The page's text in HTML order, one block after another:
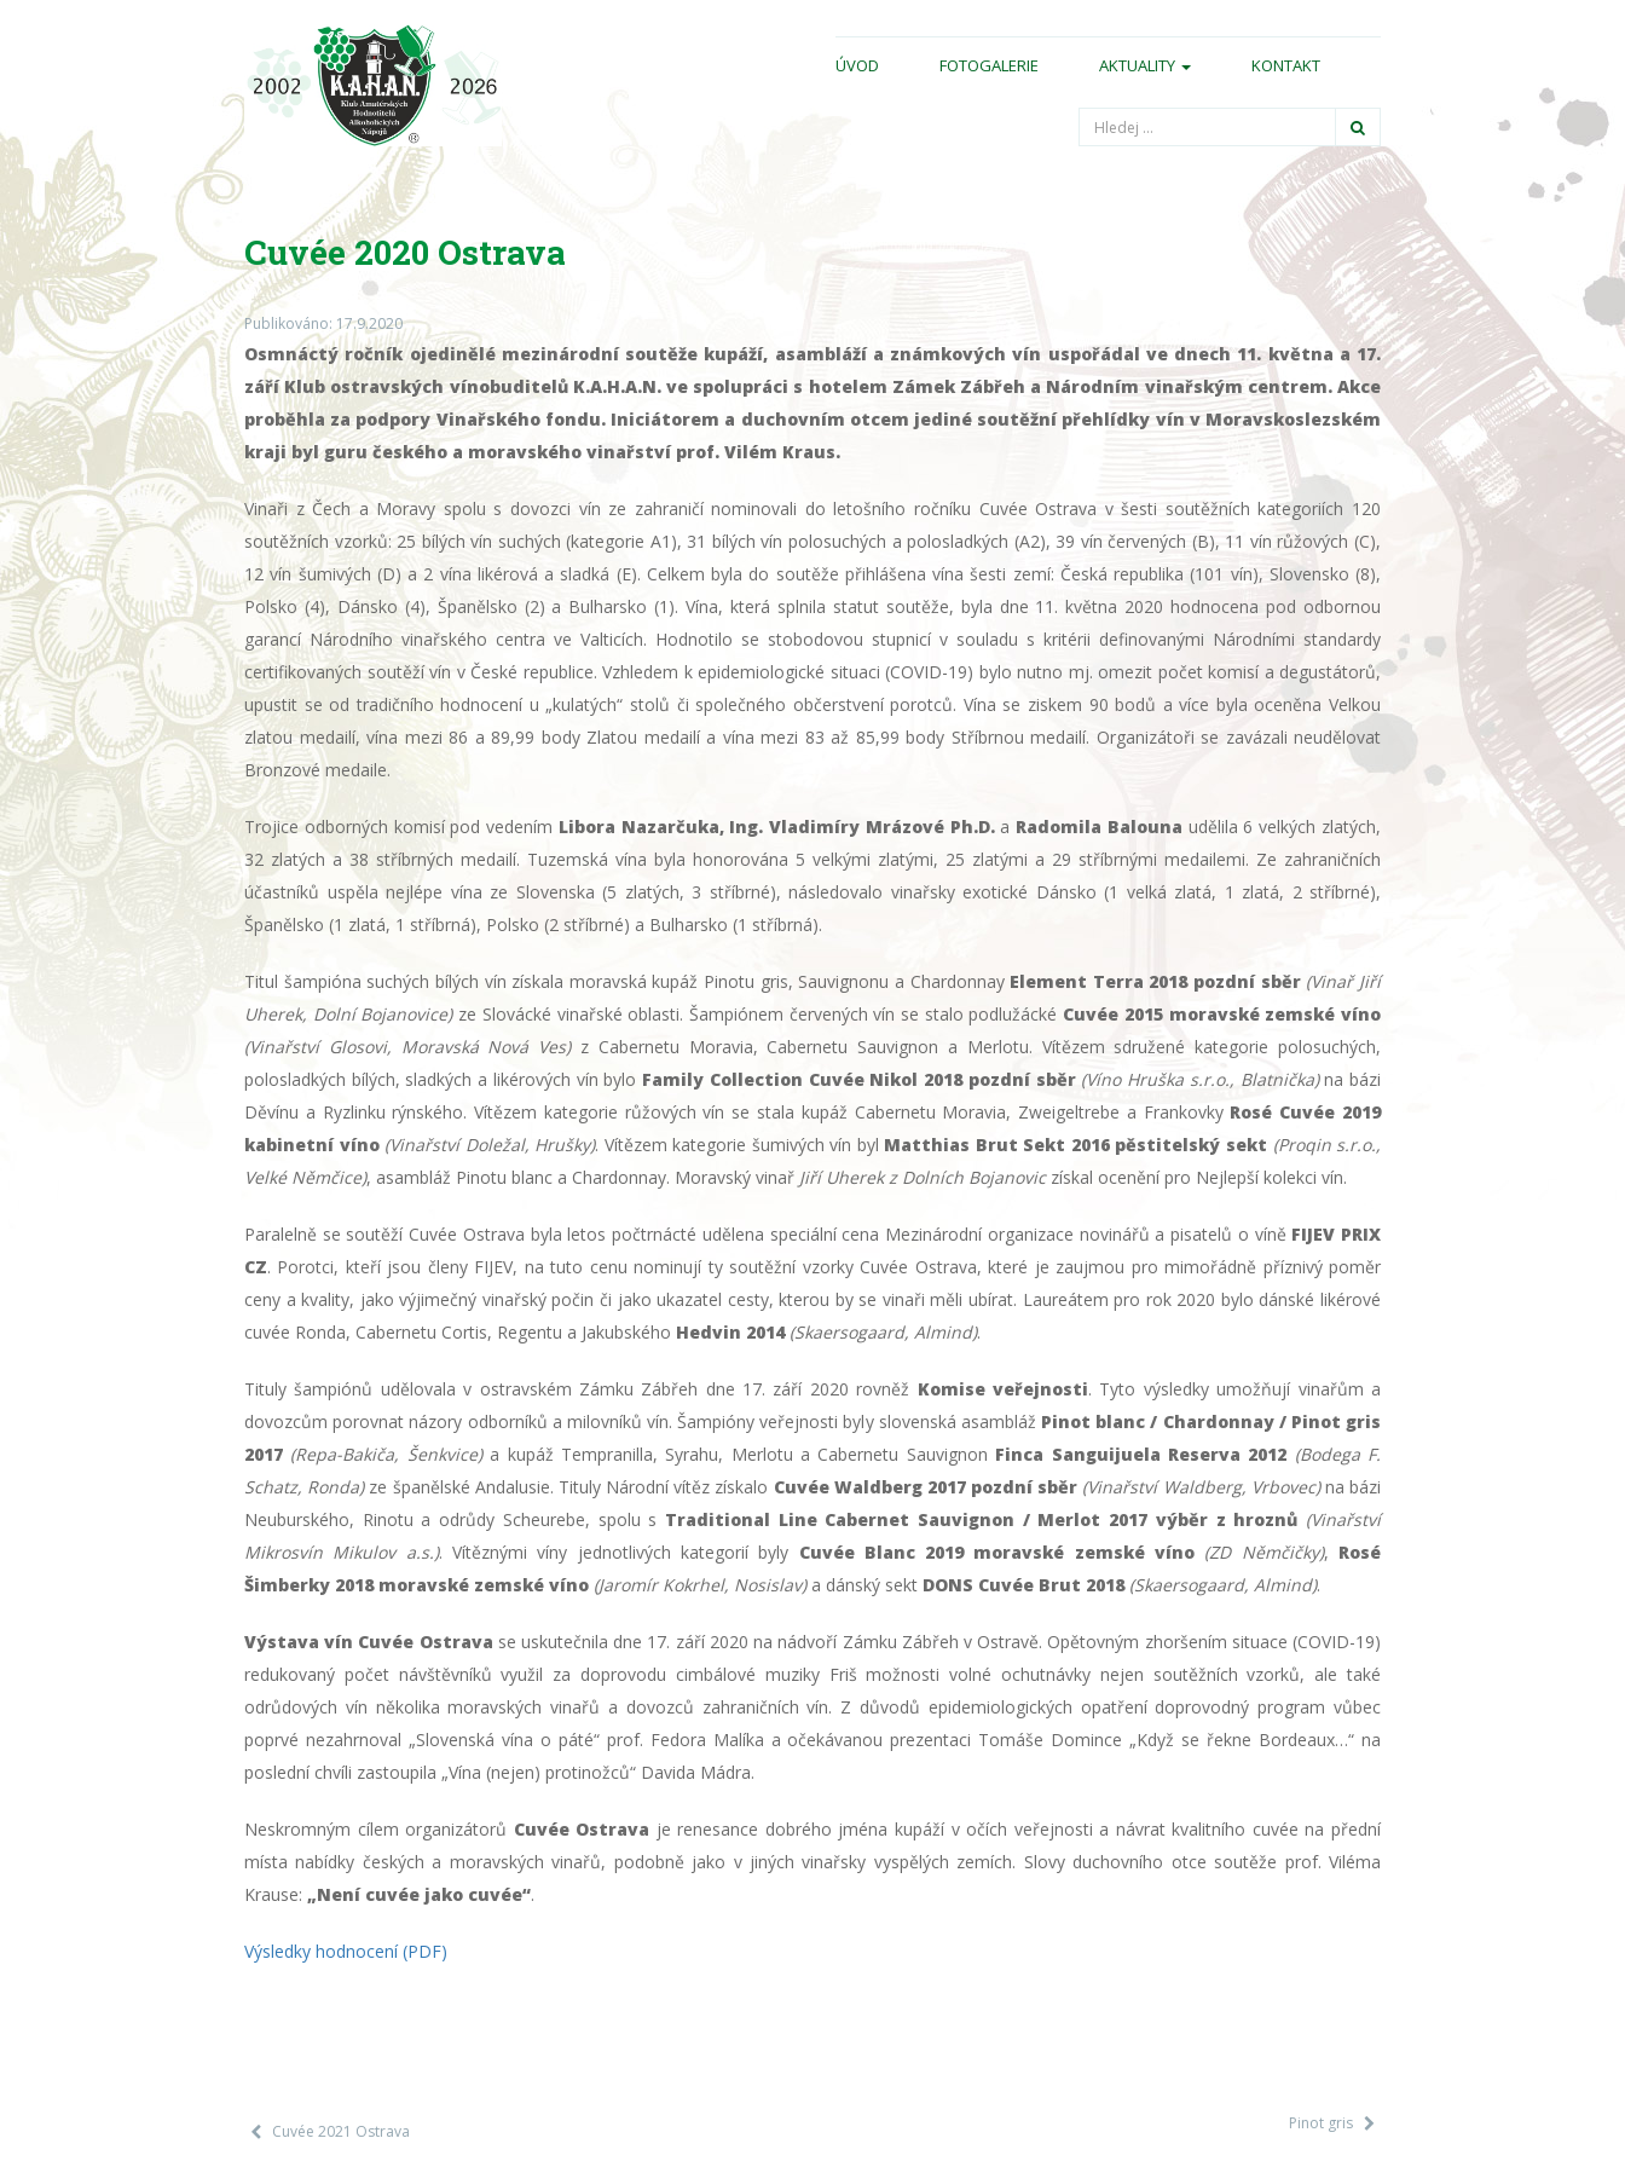
ÚVOD FOTOGALERIE AKTUALITY KONTAKT
Hledání
Cuvée 2020 Ostrava
Publikováno: 17.9.2020
Osmnáctý ročník ojedinělé mezinárodní soutěže kupáží, asambláží a známkových vín uspořádal ve dnech 11. května a 17.
září Klub ostravských vínobuditelů K.A.H.A.N. ve spolupráci s hotelem Zámek Zábřeh a Národním vinařským centrem. Akce
proběhla za podpory Vinařského fondu. Iniciátorem a duchovním otcem jediné soutěžní přehlídky vín v Moravskoslezském
kraji byl guru českého a moravského vinařství prof. Vilém Kraus.
Vinaři z Čech a Moravy spolu s dovozci vín ze zahraničí nominovali do letošního ročníku Cuvée Ostrava v šesti soutěžních kategoriích 120
soutěžních vzorků: 25 bílých vín suchých (kategorie A1), 31 bílých vín polosuchých a polosladkých (A2), 39 vín červených (B), 11 vín růžových (C),
12 vín šumivých (D) a 2 vína likérová a sladká (E). Celkem byla do soutěže přihlášena vína šesti zemí: Česká republika (101 vín), Slovensko (8),
Polsko (4), Dánsko (4), Španělsko (2) a Bulharsko (1). Vína, která splnila statut soutěže, byla dne 11. května 2020 hodnocena pod odbornou
garancí Národního vinařského centra ve Valticích. Hodnotilo se stobodovou stupnicí v souladu s kritérii definovanými Národními standardy
certifikovaných soutěží vín v České republice. Vzhledem k epidemiologické situaci (COVID-19) bylo nutno mj. omezit počet komisí a degustátorů,
upustit se od tradičního hodnocení u „kulatých“ stolů či společného občerstvení porotců. Vína se ziskem 90 bodů a více byla oceněna Velkou
zlatou medailí, vína mezi 86 a 89,99 body Zlatou medailí a vína mezi 83 až 85,99 body Stříbrnou medailí. Organizátoři se zavázali neudělovat
Bronzové medaile.
Trojice odborných komisí pod vedením Libora Nazarčuka, Ing. Vladimíry Mrázové Ph.D.a Radomila Balouna udělila 6 velkých zlatých,
32 zlatých a 38 stříbrných medailí. Tuzemská vína byla honorována 5 velkými zlatými, 25 zlatými a 29 stříbrnými medailemi. Ze zahraničních
účastníků uspěla nejlépe vína ze Slovenska (5 zlatých, 3 stříbrné), následovalo vinařsky exotické Dánsko (1 velká zlatá, 1 zlatá, 2 stříbrné),
Španělsko (1 zlatá, 1 stříbrná), Polsko (2 stříbrné) a Bulharsko (1 stříbrná).
Titul šampióna suchých bílých vín získala moravská kupáž Pinotu gris, Sauvignonu a Chardonnay Element Terra 2018 pozdní sběr (Vinař Jiří
Uherek, Dolní Bojanovice) ze Slovácké vinařské oblasti. Šampiónem červených vín se stalo podlužácké Cuvée 2015 moravské zemské víno
(Vinařství Glosovi, Moravská Nová Ves)z Cabernetu Moravia, Cabernetu Sauvignon a Merlotu. Vítězem sdružené kategorie polosuchých,
polosladkých bílých, sladkých a likérových vín bylo Family Collection Cuvée Nikol 2018 pozdní sběr (Víno Hruška s.r.o., Blatnička)na bázi
Děvínu a Ryzlinku rýnského. Vítězem kategorie růžových vín se stala kupáž Cabernetu Moravia, Zweigeltrebe a Frankovky Rosé Cuvée 2019
kabinetní víno (Vinařství Doležal, Hrušky). Vítězem kategorie šumivých vín byl Matthias Brut Sekt 2016 pěstitelský sekt (Proqin s.r.o.,
Velké Němčice), asambláž Pinotu blanc a Chardonnay. Moravský vinař Jiří Uherek z Dolních Bojanovic získal ocenění pro Nejlepší kolekci vín.
Paralelně se soutěží Cuvée Ostrava byla letos počtrnácté udělena speciální cena Mezinárodní organizace novinářů a pisatelů o víně FIJEV PRIX
CZ. Porotci, kteří jsou členy FIJEV, na tuto cenu nominují ty soutěžní vzorky Cuvée Ostrava, které je zaujmou pro mimořádně příznivý poměr
ceny a kvality, jako výjimečný vinařský počin či jako ukazatel cesty, kterou by se vinaři měli ubírat. Laureátem pro rok 2020 bylo dánské likérové
cuvée Ronda, Cabernetu Cortis, Regentu a Jakubského Hedvin 2014 (Skaersogaard, Almind).
Tituly šampiónů udělovala v ostravském Zámku Zábřeh dne 17. září 2020 rovněž Komise veřejnosti. Tyto výsledky umožňují vinařům a
dovozcům porovnat názory odborníků a milovníků vín. Šampióny veřejnosti byly slovenská asambláž Pinot blanc / Chardonnay / Pinot gris
2017 (Repa-Bakiča, Šenkvice) a kupáž Tempranilla, Syrahu, Merlotu a Cabernetu Sauvignon Finca Sanguijuela Reserva 2012 (Bodega F.
Schatz, Ronda) ze španělské Andalusie. Tituly Národní vítěz získalo Cuvée Waldberg 2017 pozdní sběr (Vinařství Waldberg, Vrbovec)na bázi
Neuburského, Rinotu a odrůdy Scheurebe, spolu s Traditional Line Cabernet Sauvignon / Merlot 2017 výběr z hroznů (Vinařství
Mikrosvín Mikulov a.s.). Vítěznými víny jednotlivých kategorií byly Cuvée Blanc 2019 moravské zemské víno (ZD Němčičky), Rosé
Šimberky 2018 moravské zemské víno (Jaromír Kokrhel, Nosislav) a dánský sekt DONS Cuvée Brut 2018 (Skaersogaard, Almind).
Výstava vín Cuvée Ostrava se uskutečnila dne 17. září 2020 na nádvoří Zámku Zábřeh v Ostravě. Opětovným zhoršením situace (COVID-19)
redukovaný počet návštěvníků využil za doprovodu cimbálové muziky Friš možnosti volné ochutnávky nejen soutěžních vzorků, ale také
odrůdových vín několika moravských vinařů a dovozců zahraničních vín. Z důvodů epidemiologických opatření doprovodný program vůbec
poprvé nezahrnoval „Slovenská vína o páté“ prof. Fedora Malíka a očekávanou prezentaci Tomáše Domince „Když se řekne Bordeaux…“ na
poslední chvíli zastoupila „Vína (nejen) protinožců“ Davida Mádra.
Neskromným cílem organizátorů Cuvée Ostrava je renesance dobrého jména kupáží v očích veřejnosti a návrat kvalitního cuvée na přední
místa nabídky českých a moravských vinařů, podobně jako v jiných vinařsky vyspělých zemích. Slovy duchovního otce soutěže prof. Viléma
Krause: „Není cuvée jako cuvée“.
Výsledky hodnocení (PDF)
Cuvée 2021 Ostrava Pinot gris